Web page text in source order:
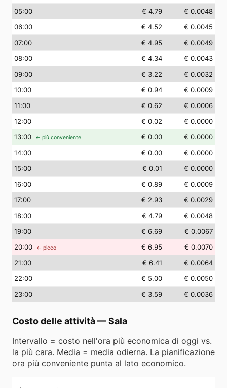
05:00 € 4.79
€ 0.0048
06:00 € 4.52
€ 0.0045
07:00 € 4.95
€ 0.0049
08:00 € 4.34
€ 0.0043
09:00 € 3.22
€ 0.0032
10:00 € 0.94
€ 0.0009
11:00 € 0.62
€ 0.0006
12:00 € 0.02
€ 0.0000
13:00 ← più conveniente € 0.00
€ 0.0000
14:00 € 0.00
€ 0.0000
15:00 € 0.01
€ 0.0000
16:00 € 0.89
€ 0.0009
17:00 € 2.93
€ 0.0029
18:00 € 4.79
€ 0.0048
19:00 € 6.69
€ 0.0067
20:00 ← picco € 6.95
€ 0.0070
21:00 € 6.41
€ 0.0064
22:00 € 5.00
€ 0.0050
23:00 € 3.59 € 0.0036
Costo delle attività—Sala
Intervallo = costo nell'ora più economica di oggi vs.
la più cara. Media = media odierna. La pianificazione
ora più conveniente punta al lato economico.